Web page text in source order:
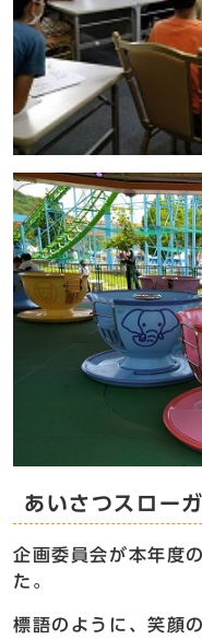
あいさつスロー
企画委員会が本年度
た。
標語のように、笑顔